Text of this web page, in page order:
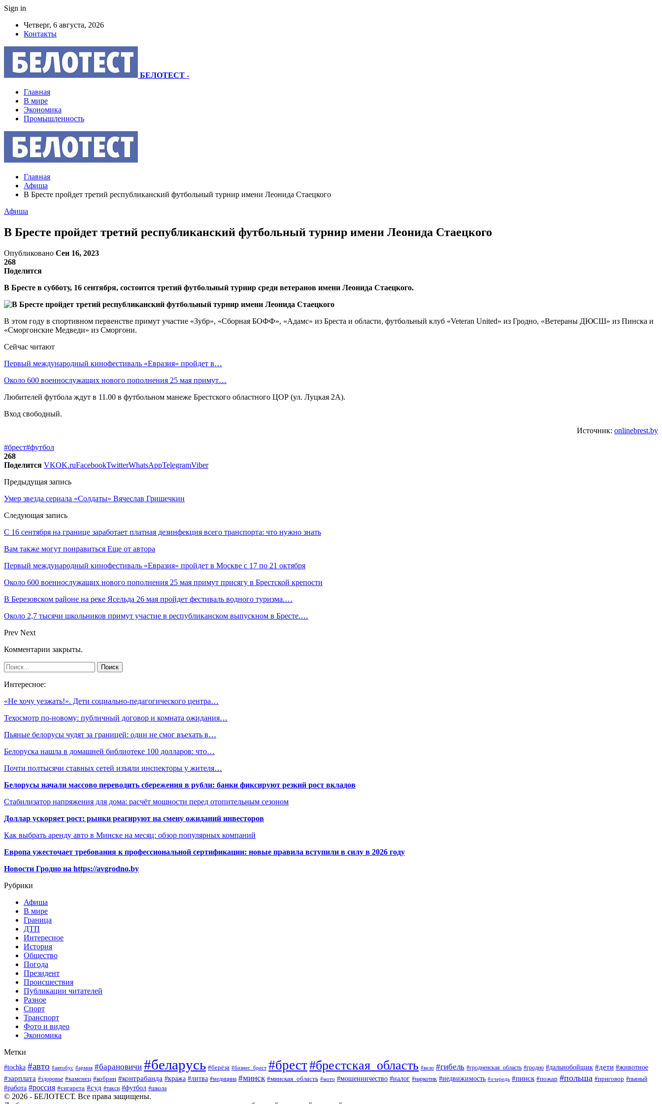
Sign in
Четверг, 6 августа, 2026
Контакты
БЕЛОТЕСТ -
Главная
В мире
Экономика
Промышленность
Главная
Афиша
В Бресте пройдет третий республиканский футбольный турнир имени Леонида Стаецкого
Афиша
В Бресте пройдет третий республиканский футбольный турнир имени Леонида Стаецкого
Опубликовано Сен 16, 2023
268
Поделится
В Бресте в субботу, 16 сентября, состоится третий футбольный турнир среди ветеранов имени Леонида Стаецкого.
В этом году в спортивном первенстве примут участие «Зубр», «Сборная БОФФ», «Адамс» из Бреста и области, футбольный клуб «Veteran United» из Гродно, «Ветераны ДЮСШ» из Пинска и
«Сморгонские Медведи» из Сморгони.
Сейчас читают
Первый международный кинофестиваль «Евразия» пройдет в…
Около 600 военнослужащих нового пополнения 25 мая примут…
Любителей футбола ждут в 11.00 в футбольном манеже Брестского областного ЦОР (ул. Луцкая 2А).
Вход свободный.
Источник: onlinebrest.by
#брест#футбол
268
Поделится VKOK.ruFacebookTwitterWhatsAppTelegramViber
Предыдущая запись
Умер звезда сериала «Солдаты» Вячеслав Гришечкин
Следующая запись
С 16 сентября на границе заработает платная дезинфекция всего транспорта: что нужно знать
Вам также могут понравиться Еще от автора
Первый международный кинофестиваль «Евразия» пройдет в Москве с 17 по 21 октября
Около 600 военнослужащих нового пополнения 25 мая примут присягу в Брестской крепости
В Березовском районе на реке Ясельда 26 мая пройдет фестиваль водного туризма.…
Около 2,7 тысячи школьников примут участие в республиканском выпускном в Бресте.…
Prev Next
Комментарии закрыты.
Интересное:
«Не хочу уезжать!». Дети социально-педагогического центра…
Техосмотр по-новому: публичный договор и комната ожидания…
Пьяные белорусы чудят за границей: один не смог въехать в…
Белоруска нашла в домашней библиотеке 100 долларов: что…
Почти полтысячи ставных сетей изъяли инспекторы у жителя…
Белорусы начали массово переводить сбережения в рубли: банки фиксируют резкий рост вкладов
Стабилизатор напряжения для дома: расчёт мощности перед отопительным сезоном
Доллар ускоряет рост: рынки реагируют на смену ожиданий инвесторов
Как выбрать аренду авто в Минске на месяц: обзор популярных компаний
Европа ужесточает требования к профессиональной сертификации: новые правила вступили в силу в 2026 году
Новости Гродно на https://avgrodno.by
Рубрики
Афиша
В мире
Граница
ДТП
Интересное
История
Общество
Погода
Президент
Происшествия
Публикации читателей
Разное
Спорт
Транспорт
Фото и видео
Экономика
Метки
#tochka #авто #автобус #армия #барановичи #беларусь #берёза #бизнес_брест #брест#брестская_область #вело #гибель #гродненская_область #гродно #дальнобойщик #дети #животное
#зарплата #здоровье #каменец #кобрин #контрабанда #кража #литва #медицина #минск #минская_область #мото #мошенничество #налог #наркотик #недвижимость #очередь #пинск #пожар #польша #приговор #пьяный
#работа #россия #сигарета #суд #такси #футбол #школа
© 2026 - БЕЛОТЕСТ. Все права защищены.